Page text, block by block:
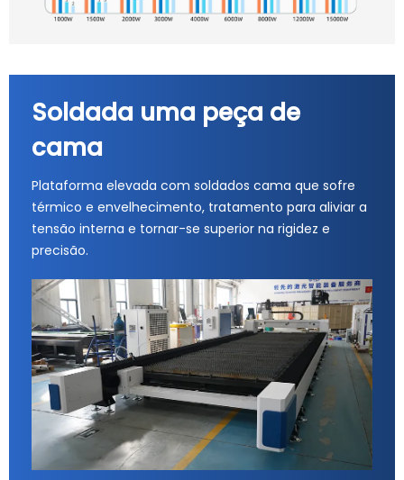
Soldada uma peça de
cama
Plataforma elevada com soldados cama que sofre
térmico e envelhecimento, tratamento para aliviar a
tensão interna e tornar-se superior na rigidez e
precisão.